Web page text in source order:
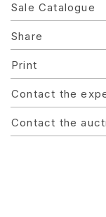
Sale Catalogue
Share
Print
Contact the
Contact the